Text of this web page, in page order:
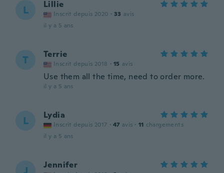
L Lillie
Inscrit depuis 2020 · 33 avis
il y a 5 ans
T Terrie
Inscrit depuis 2018 · 15 avis
Use them all the time, need to order more.
il y a 5 ans
L Lydia
Inscrit depuis 2017 · 47 avis · 11 chargements
il y a 5 ans
Jennifer